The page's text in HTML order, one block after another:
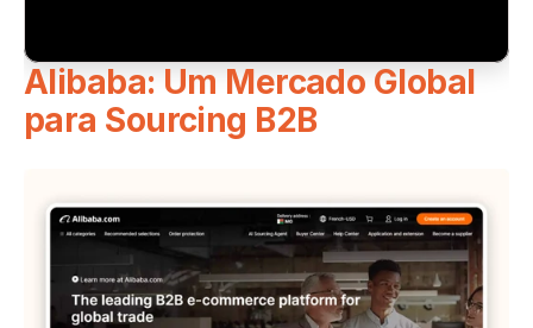
Alibaba: Um Mercado Global
para Sourcing B2B